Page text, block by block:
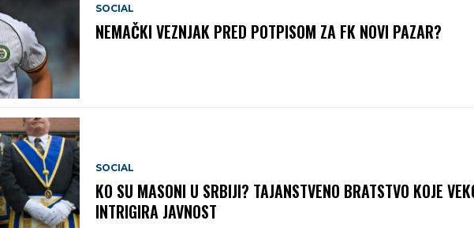
SOCIAL
NEMAČKI VEZNJAK PRED POTPISOM ZA FK NOVI PAZAR?
SOCIAL
KO SU MASONI U SRBIJI? TAJANSTVENO BRATSTVO KOJE
INTRIGIRA JAVNOST